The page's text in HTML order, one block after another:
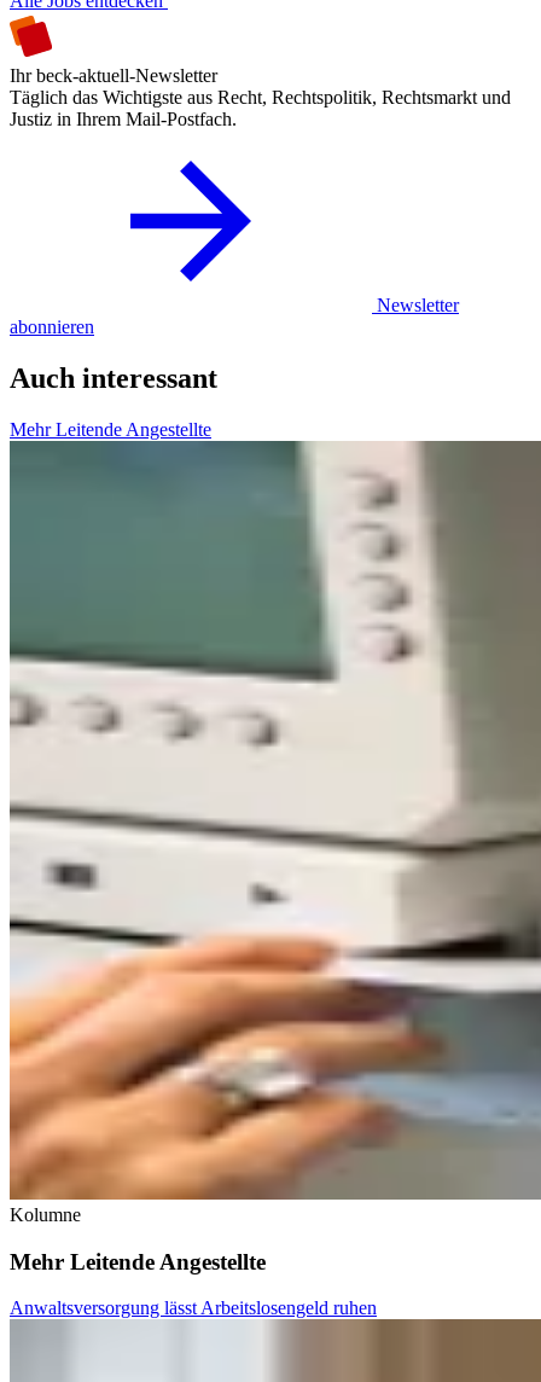
Ihr beck-aktuell-Newsletter
Täglich das Wichtigste aus Recht, Rechtspolitik, Rechtsmarkt und
Justiz in Ihrem Mail-Postfach.
Newsletter
abonnieren
Auch interessant
Mehr Leitende Angestellte
Kolumne
Mehr Leitende Angestellte
Anwaltsversorgung lässt Arbeitslosengeld ruhen